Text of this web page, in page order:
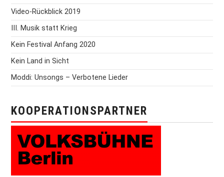
Video-Rückblick 2019
III. Musik statt Krieg
Kein Festival Anfang 2020
Kein Land in Sicht
Moddi: Unsongs – Verbotene Lieder
KOOPERATIONSPARTNER